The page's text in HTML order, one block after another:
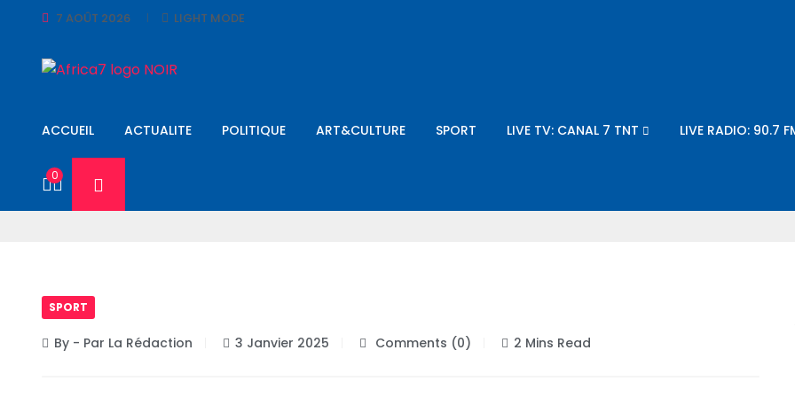
7 AOÛT 2026 LIGHT MODE
ACCUEIL ACTUALITE POLITIQUE ART&CULTURE SPORT LIVE TV: CANAL 7 TNT LIVE RADIO: 90.7
0
SPORT
By - Par La Rédaction 3 Janvier 2025 Comments (0) 2 Mins Read